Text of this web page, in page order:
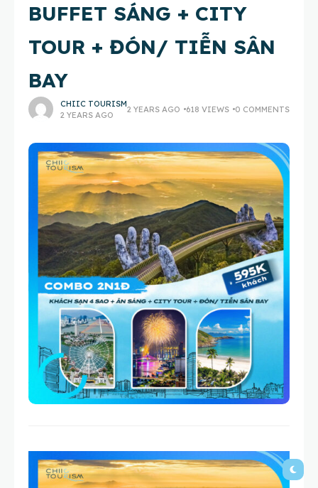
BUFFET SÁNG + CITY
TOUR + ĐÓN/ TIỄN SÂN
BAY
CHIIC TOURISM
2 YEARS AGO
2 YEARS AGO 618 VIEWS 0 COMMENTS